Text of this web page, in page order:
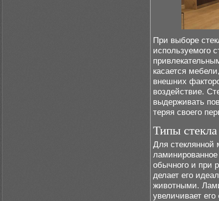
При выборе
используемого
касается
внешних
воздействие.
выдерживать
теряя своего
Типы
Для стеклянной
ламинированное
обычного и при
делает его
животными.
увеличивает